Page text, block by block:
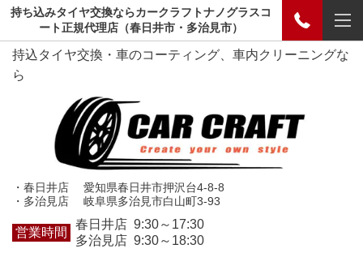
持ち込みタイヤ交換ならカークラフトナノグラスコ
ート正規代理店（春日井市・多治見市）
持込タイヤ交換・車のコーティング、車内クリーニングな
ら
・春日井店 愛知県春日井市押沢台4-8-8
・多治見店 岐阜県多治見市白山町3-93
営業時間
春日井店 9:30～17:30
多治見店 9:30～18:30